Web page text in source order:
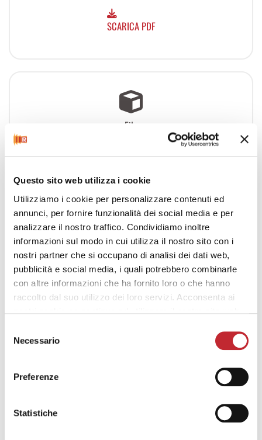
Questo sito web utilizza i cookie
Utilizziamo i cookie per personalizzare contenuti ed
annunci, per fornire funzionalità dei social media e per
analizzare il nostro traffico. Condividiamo inoltre
informazioni sul modo in cui utilizza il nostro sito con i
nostri partner che si occupano di analisi dei dati web,
pubblicità e social media, i quali potrebbero combinarle
con altre informazioni che ha fornito loro o che hanno
raccolto dal suo utilizzo dei loro servizi. Acconsenta ai
delNecessario
Preferenze
Statistiche
SCARICA PDF
File
SCARICA ZIP
File
Oasi
STEP